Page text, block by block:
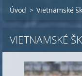
Úvod > Vietnamské
VIETNAMSKÉ